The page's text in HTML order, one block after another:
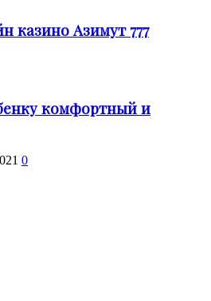
казино Азимут 777
комфортный и
0